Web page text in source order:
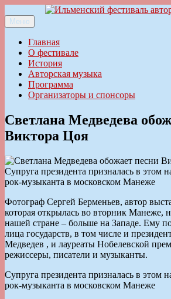
к
содержимому
Ильменский фестиваль авторской песни
Меню
Главная
О фестивале
История
Авторская музыка
Программа
Организаторы и спонсоры
Светлана Медведева
Виктора Цоя
Супруга президента призналась в этом
рок-музыканта в московском Манеже
Фотограф Сергей Берменьев, автор
которая открылась во вторник Манеже,
нашей стране – больше на Западе. Ему
лица государств, в том числе и
Медведев , и лауреаты Нобелевской
режиссеры, писатели и музыканты.
Супруга президента призналась в этом
рок-музыканта в московском Манеже